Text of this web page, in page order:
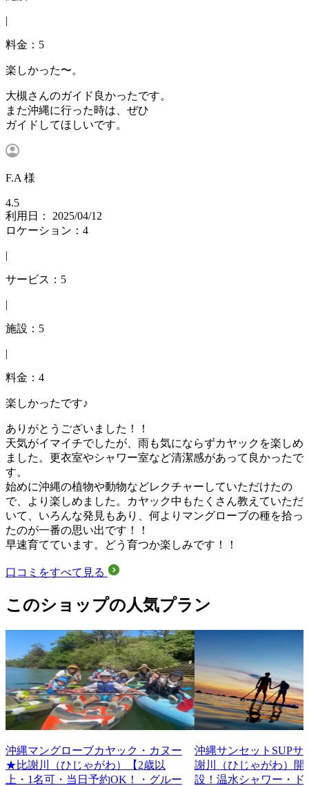
|
料金：5
楽しかった〜。
大槻さんのガイド良かったです。
また沖縄に行った時は、ぜひ
ガイドしてほしいです。
F.A 様
4.5
利用日： 2025/04/12
ロケーション：4
|
サービス：5
|
施設：5
|
料金：4
楽しかったです♪
ありがとうございました！！
天気がイマイチでしたが、雨も気にならずカヤックを楽しめ
ました。更衣室やシャワー室など清潔感があって良かったで
す。
始めに沖縄の植物や動物などレクチャーしていただけたの
で、より楽しめました。カヤック中もたくさん教えていただ
いて、いろんな発見もあり、何よりマングローブの種を拾っ
たのが一番の思い出です！！
早速育てています。どう育つか楽しみです！！
口コミをすべて見る
このショップの人気プラン
沖縄マングローブカヤック・カヌー
★比謝川（ひじゃがわ）【2歳以
上・1名可・当日予約OK！・グルー
沖縄サンセットSUP
謝川（ひじゃがわ）
設！温水シャワー・ド